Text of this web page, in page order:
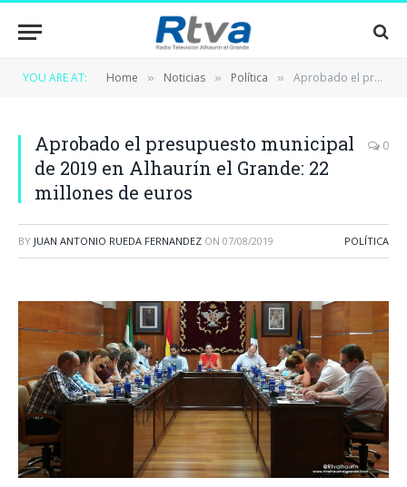
YOU ARE AT: Home » Noticias » Política » Aprobado el presupuesto municipal de 2019 en Alhaurín el Grande: 22 millones de euros
Aprobado el presupuesto municipal
de 2019 en Alhaurín el Grande: 22
millones de euros
0
BY JUAN ANTONIO RUEDA FERNANDEZ ON 07/08/2019 POLÍTICA